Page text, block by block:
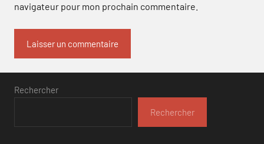
navigateur pour mon prochain commentaire.
Rechercher
Rechercher